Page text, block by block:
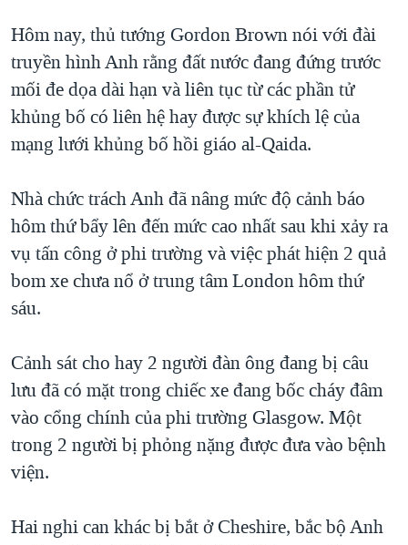
ĐỜI SỐNG
KINH TẾ
KHOA HỌC
SỨC KHOẺ
THỂ THAO
GIÁO DỤC
HÀNH TRÌNH BẦU CỬ 2024
MỘT NĂM CHIẾN TRANH TẠI DẢI GAZA
GIẢI MÃ VÀNH ĐAI & CON ĐƯỜNG
NGÀY TỊ NẠN THẾ GIỚI
TRỊNH VĨNH BÌNH - NGƯỜI HẠ 'BÊN THẮNG CUỘC'
GROUND ZERO – XƯA VÀ NAY
CHI PHÍ CHIẾN TRANH AFGHANISTAN
CÁC GIÁ TRỊ CỘNG HÒA Ở VIỆT NAM
THƯỢNG ĐỈNH TRUMP-KIM TẠI VIỆT NAM
NGƯ DÂN VIỆT VÀ LÀN SÓNG TRỘM HẢI SÂM
BÊN KIA QUỐC LỘ: TIẾNG VỌNG TỪ NÔNG THÔN MỸ
QUAN HỆ VIỆT MỸ
NGHE
MẠNG XÃ HỘI
Hôm nay, thủ tướng Gordon Brown nói với đài
truyền hình Anh rằng đất nước đang đứng trước
mối đe dọa dài hạn và liên tục từ các phần tử
khủng bố có liên hệ hay được sự khích lệ của
mạng lưới khủng bố hồi giáo al-Qaida.
Nhà chức trách Anh đã nâng mức độ cảnh báo
hôm thứ bẩy lên đến mức cao nhất sau khi xảy ra
vụ tấn công ở phi trường và việc phát hiện 2 quả
bom xe chưa nổ ở trung tâm London hôm thứ
sáu.
Cảnh sát cho hay 2 người đàn ông đang bị câu
lưu đã có mặt trong chiếc xe đang bốc cháy đâm
vào cổng chính của phi trường Glasgow. Một
trong 2 người bị phỏng nặng được đưa vào bệnh
viện.
Hai nghi can khác bị bắt ở Cheshire, bắc bộ Anh